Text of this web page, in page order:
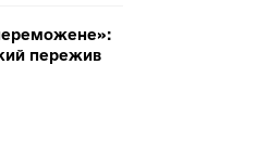
пережив